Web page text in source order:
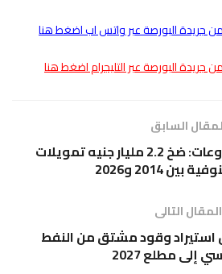
من جريدة البورصة عبر واتس اب اضغط هنا
من جريدة البورصة عبر التليجرام اضغط هنا
السابق
جهاز تنمية المشروعات: ضخ 2.2 مليار جنيه تمويلات
2014 و2026
المقال التالى
استيراد وقود مشتق من النفط
إلى مطلع 2027